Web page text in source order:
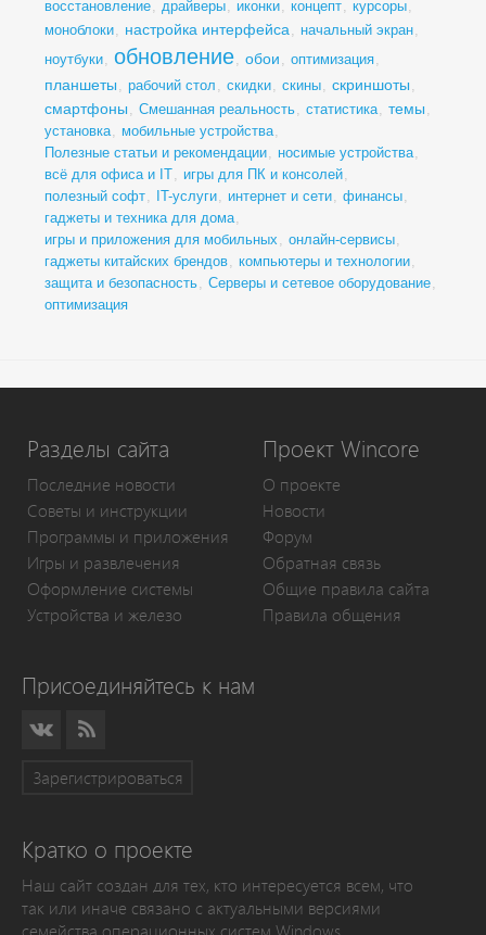
восстановление, драйверы, иконки, концепт, курсоры,
моноблоки, настройка интерфейса, начальный экран,
ноутбуки, обновление, обои , оптимизация,
планшеты , рабочий стол , скидки, скины, скриншоты ,
смартфоны , Смешанная реальность, статистика, темы ,
установка, мобильные устройства,
Полезные статьи и рекомендации, носимые устройства,
всё для офиса и IT, игры для ПК и консолей,
полезный софт, IT-услуги, интернет и сети, финансы,
гаджеты и техника для дома,
игры и приложения для мобильных , онлайн-сервисы,
гаджеты китайских брендов, компьютеры и технологии,
защита и безопасность, Серверы и сетевое оборудование,
оптимизация
Разделы сайта
Последние новости
Советы и инструкции
Программы и приложения
Игры и развлечения
Оформление системы
Устройства и железо
Проект Wincore
О проекте
Новости
Форум
Обратная связь
Общие правила сайта
Правила общения
Присоединяйтесь к нам
Зарегистрироваться
Кратко о проекте
Наш сайт создан для тех, кто интересуется всем, что
так или иначе связано с актуальными версиями